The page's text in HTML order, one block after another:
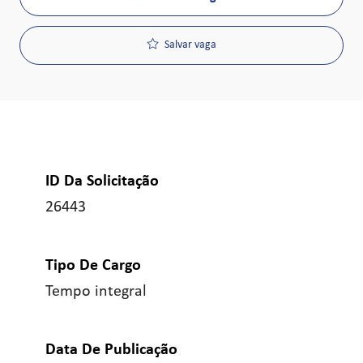
Salvar vaga
ID Da Solicitação
26443
Tipo De Cargo
Tempo integral
Data De Publicação